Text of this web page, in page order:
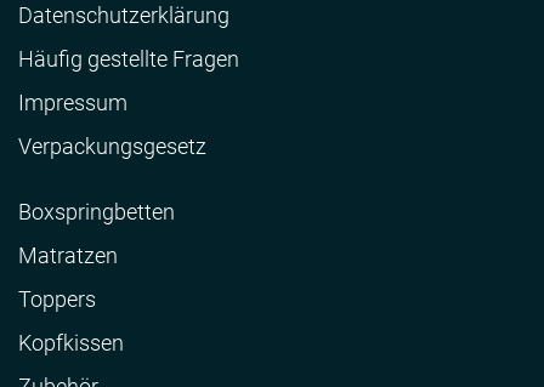
Datenschutzerklärung
Häufig gestellte Fragen
Impressum
Verpackungsgesetz
Boxspringbetten
Matratzen
Toppers
Kopfkissen